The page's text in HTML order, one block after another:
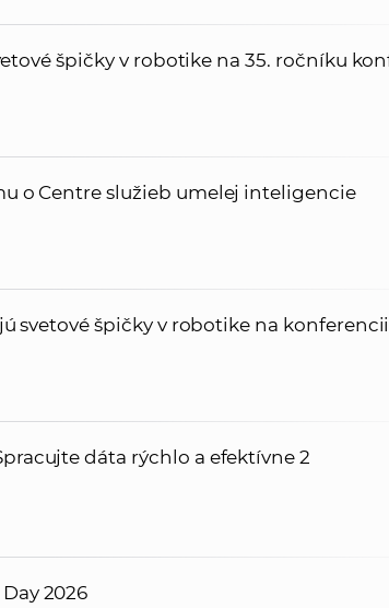
špičky v robotike na 35. ročníku
o Centre služieb umelej inteligencie
svetové špičky v robotike na
dáta rýchlo a efektívne 2
2026